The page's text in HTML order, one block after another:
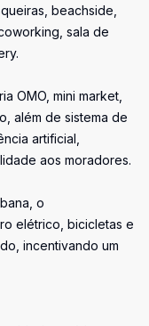
beachside,
sala de
OMO, mini market,
além de sistema de
artificial,
aos moradores.
o
elétrico, bicicletas e
incentivando um